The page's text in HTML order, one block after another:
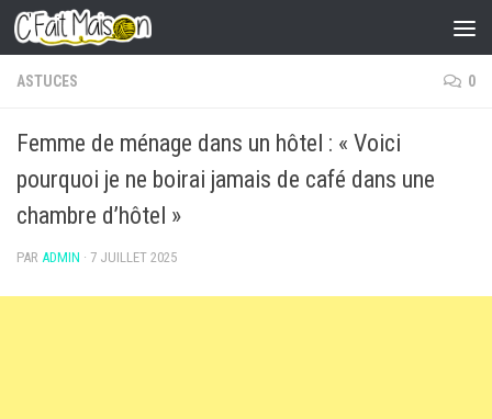
Skip to content
ASTUCES 0
Femme de ménage dans un hôtel : « Voici
pourquoi je ne boirai jamais de café dans une
chambre d’hôtel »
PAR ADMIN · 7 JUILLET 2025